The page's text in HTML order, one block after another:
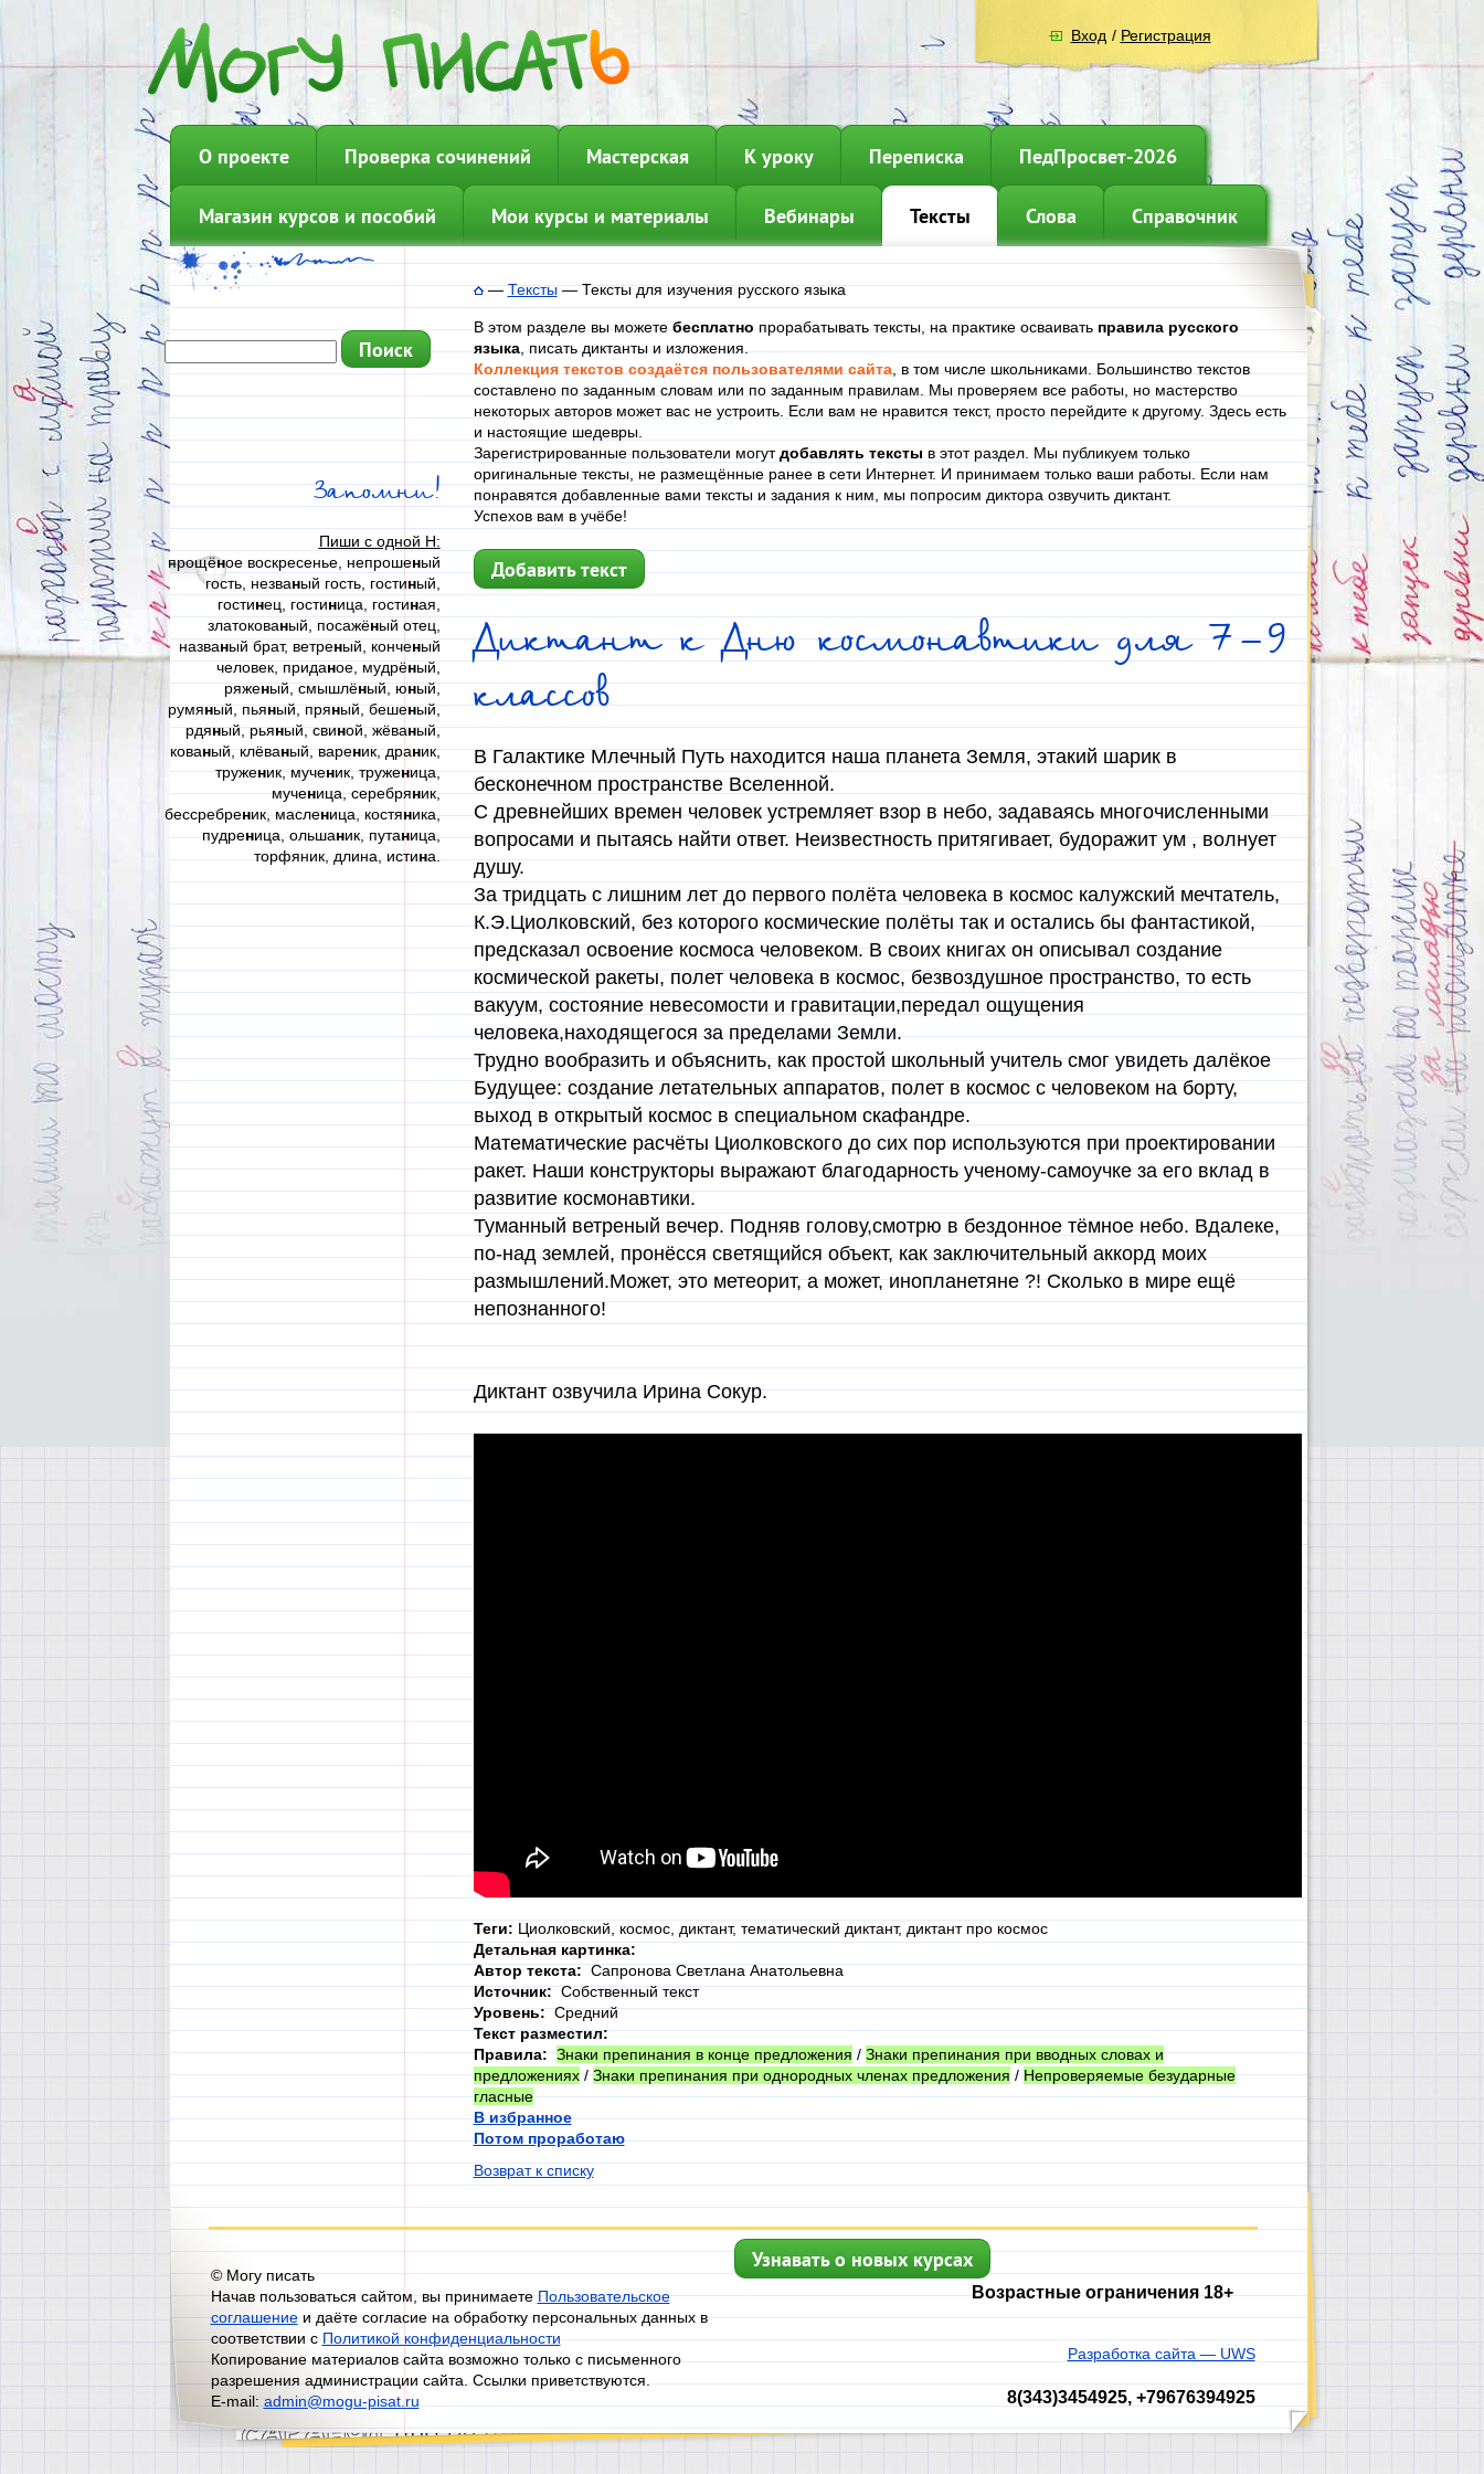
Вход / Регистрация
О проекте Проверка сочинений Мастерская К уроку Переписка ПедПросвет-2026
Магазин курсов и пособий Мои курсы и материалы Вебинары Тексты Слова Справочник
Запомни!
Пиши с одной Н:
прощёное воскресенье, непрошеный
гость, незваный гость, гостиный,
гостинец, гостиница, гостиная,
златокованый, посажёный отец,
названый брат, ветреный, конченый
человек, приданое, мудрёный,
ряженый, смышлёный, юный,
румяный, пьяный, пряный, бешеный,
рдяный, рьяный, свиной, жёваный,
кованый, клёваный, вареник, драник,
труженик, мученик, труженица,
мученица, серебряник,
бессребреник, масленица, костяника,
пудреница, ольшаник, путаница,
торфяник, длина, истина.
—Тексты—Тексты для изучения русского языка
В этом разделе вы можетебесплатнопрорабатывать тексты, на практике осваиватьправила русского
языка, писать диктанты и изложения.
Коллекция текстов создаётся пользователями сайта, в том числе школьниками. Большинство текстов
составлено по заданным словам или по заданным правилам. Мы проверяем все работы, но мастерство
некоторых авторов может вас не устроить. Если вам не нравится текст, просто перейдите к другому. Здесь есть
и настоящие шедевры.
Зарегистрированные пользователи могутдобавлять тексты в этот раздел. Мы публикуем только
оригинальные тексты, не размещённые ранее в сети Интернет. И принимаем только ваши работы. Если нам
понравятся добавленные вами тексты и задания к ним, мы попросим диктора озвучить диктант.
Успехов вам в учёбе!
Добавить текст
Диктант к Дню космонавтики для 7-9
классов
В Галактике Млечный Путь находится наша планета Земля, этакий шарик в
бесконечном пространстве Вселенной.
С древнейших времен человек устремляет взор в небо, задаваясь многочисленными
вопросами и пытаясь найти ответ. Неизвестность притягивает, будоражит ум , волнует
душу.
За тридцать с лишним лет до первого полёта человека в космос калужский мечтатель,
К.Э.Циолковский, без которого космические полёты так и остались бы фантастикой,
предсказал освоение космоса человеком. В своих книгах он описывал создание
космической ракеты, полет человека в космос, безвоздушное пространство, то есть
вакуум, состояние невесомости и гравитации,передал ощущения
человека,находящегося за пределами Земли.
Трудно вообразить и объяснить, как простой школьный учитель смог увидеть далёкое
Будущее: создание летательных аппаратов, полет в космос с человеком на борту,
выход в открытый космос в специальном скафандре.
Математические расчёты Циолковского до сих пор используются при проектировании
ракет. Наши конструкторы выражают благодарность ученому-самоучке за его вклад в
развитие космонавтики.
Туманный ветреный вечер. Подняв голову,смотрю в бездонное тёмное небо. Вдалеке,
по-над землей, пронёсся светящийся объект, как заключительный аккорд моих
размышлений.Может, это метеорит, а может, инопланетяне ?! Сколько в мире ещё
непознанного!
Диктант озвучила Ирина Сокур.
Теги: Циолковский, космос, диктант, тематический диктант, диктант про космос
Детальная картинка:
Автор текста:Сапронова Светлана Анатольевна
Источник:Собственный текст
Уровень:Средний
Текст разместил:
Правила: Знаки препинания в конце предложения/Знаки препинания при вводных словах и
предложениях/Знаки препинания при однородных членах предложения/Непроверяемые безударные
гласные
В избранное
Потом проработаю
Возврат к списку
© Могу писать
Начав пользоваться сайтом, вы принимаетеПользовательское
соглашениеи даёте согласие на обработку персональных данных в
соответствии сПолитикой конфиденциальности
Копирование материалов сайта возможно только с письменного
разрешения администрации сайта. Ссылки приветствуются.
E-mail: admin@mogu-pisat.ru
Узнавать о новых курсах
Возрастные ограничения 18+
Разработка сайта — UWS
8(343)3454925, +79676394925